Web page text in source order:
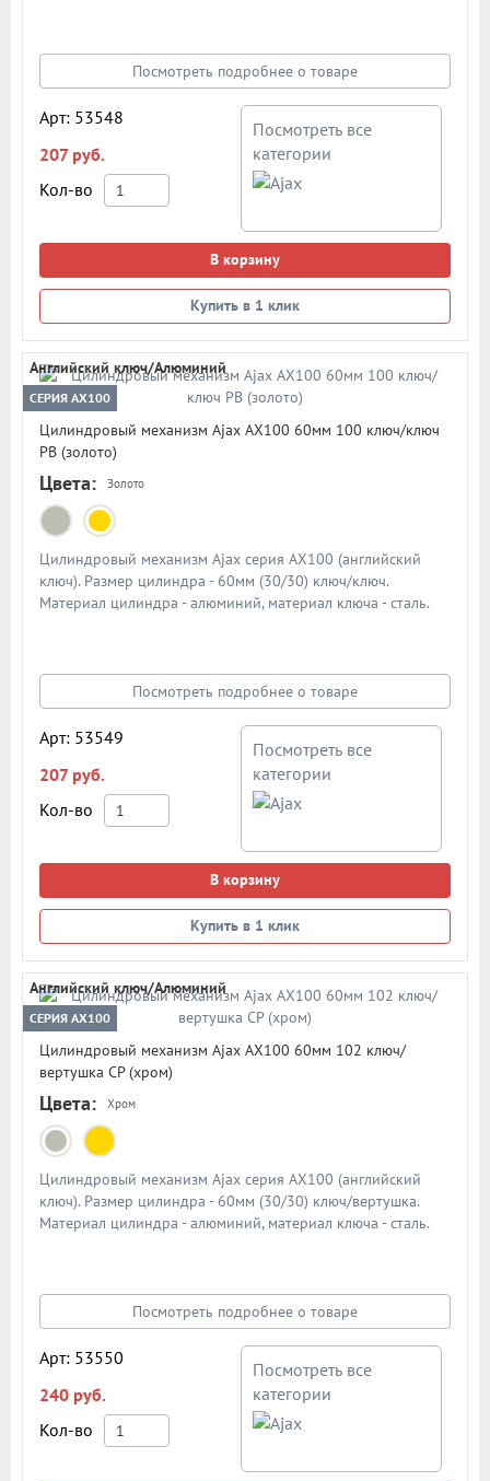
Посмотреть подробнее о товаре
Арт: 53548
207 руб.
Кол-во
Посмотреть все
категории
В корзину
Купить в 1 клик
Английский ключ/Алюминий
СЕРИЯ AX100
Цилиндровый механизм Ajax AX100 60мм 100 ключ/ключ
PB (золото)
Цвета: Золото
Цилиндровый механизм Ajax серия AX100 (английский
ключ). Размер цилиндра - 60мм (30/30) ключ/ключ.
Материал цилиндра - алюминий, материал ключа - сталь.
Посмотреть подробнее о товаре
Арт: 53549
207 руб.
Кол-во
Посмотреть все
категории
В корзину
Купить в 1 клик
Английский ключ/Алюминий
СЕРИЯ AX100
Цилиндровый механизм Ajax AX100 60мм 102 ключ/
вертушка CP (хром)
Цвета: Хром
Цилиндровый механизм Ajax серия AX100 (английский
ключ). Размер цилиндра - 60мм (30/30) ключ/вертушка.
Материал цилиндра - алюминий, материал ключа - сталь.
Посмотреть подробнее о товаре
Арт: 53550
240 руб.
Кол-во
Посмотреть все
категории